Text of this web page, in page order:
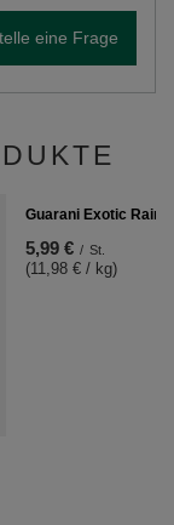
eine Frage
Guarani Exotic Rain
5,99 € / St.
(11,98 € / kg)